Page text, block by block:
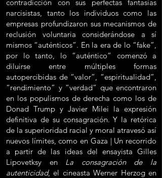
contradicción con sus perfectas fantasías
narcisistas, tanto los individuos como las
empresas profundizaron sus mecanismos de
reclusión voluntaria considerándose a sí
mismos “auténticos”. En la era de lo “fake”,
por lo tanto, lo “auténtico” comenzó a
diluirse entre múltiples formas
autopercibidas de “valor”, “espiritualidad”,
“rendimiento” y “verdad” que encontraron
en los populismos de derecha como los de
Donad Trump y Javier Milei la expresión
definitiva de su consagración. Y la retórica
de la superioridad racial y moral atravesó así
nuevos límites, como en Gaza | Un recorrido
a partir de las ideas del ensayista Gilles
Lipovetksy en La consagración de la
autenticidad, el cineasta Werner Herzog en